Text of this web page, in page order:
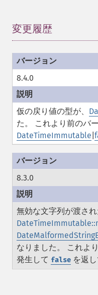
変更履歴
8.4.0
仮の戻り値の型が、
た。 これより前のバ
DateTimeImmutable
8.3.0
無効な文字列が渡され
なりました。 これよ
発生して false を返